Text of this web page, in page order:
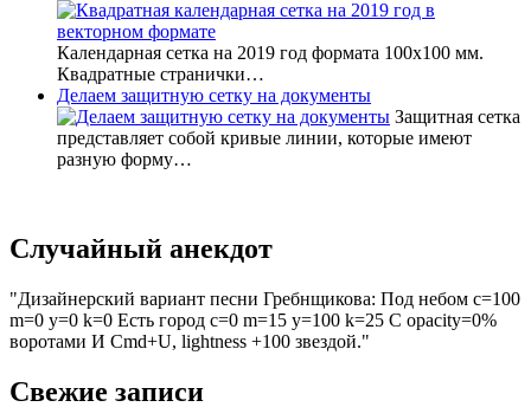
Календарная сетка на 2019 год формата 100х100 мм.
Квадратные странички…
Делаем защитную сетку на документы
Защитная сетка
представляет собой кривые линии, которые имеют
разную форму…
Случайный анекдот
Дизайнерский вариант песни Гребнщикова: Под небом с=100
m=0 y=0 k=0 Есть город c=0 m=15 y=100 k=25 С opacity=0%
воротами И Cmd+U, lightness +100 звездой.
Свежие записи